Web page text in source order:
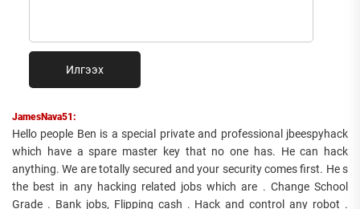
Илгээх
JamesNava51:
Hello people Ben is a special private and professional jbeespyhack
which have a spare master key that no one has. He can hack
anything. We are totally secured and your security comes first. He s
the best in any hacking related jobs which are . Change School
Grade . Bank jobs, Flipping cash . Hack and control any robot .